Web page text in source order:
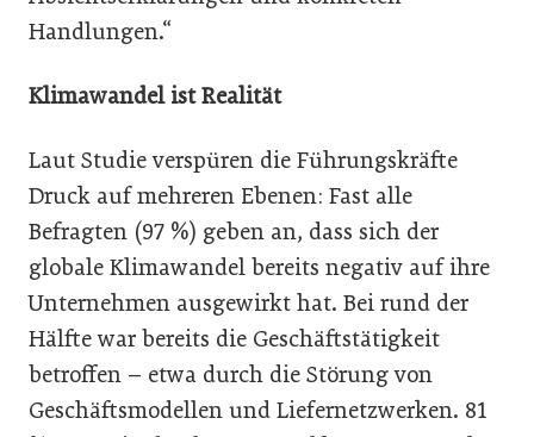
Handlungen.“
Klimawandel ist Realität
Laut Studie verspüren die Führungskräfte
Druck auf mehreren Ebenen: Fast alle
Befragten (97 %) geben an, dass sich der
globale Klimawandel bereits negativ auf ihre
Unternehmen ausgewirkt hat. Bei rund der
Hälfte war bereits die Geschäftstätigkeit
betroffen – etwa durch die Störung von
Geschäftsmodellen und Liefernetzwerken. 81